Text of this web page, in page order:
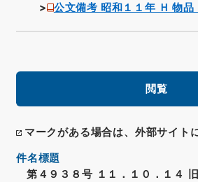
公文備考 昭和１１年 Ｈ 物品
閲覧
マークがある場合は、外部サイト
件名標題
第４９３８号 １１．１０．１４